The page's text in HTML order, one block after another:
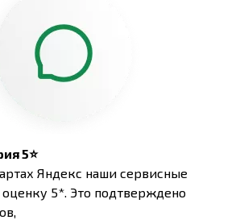
5⭐
Яндекс наши сервисные
5*. Это подтверждено